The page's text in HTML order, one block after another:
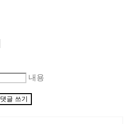
내용
댓글 쓰기